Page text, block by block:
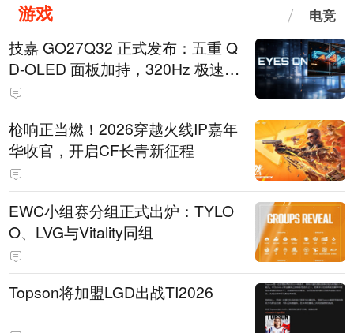
游戏 电竞
技嘉 GO27Q32 正式发布：五重 Q
D-OLED 面板加持，320Hz 极速与
影院级画面兼得
枪响正当燃！2026穿越火线IP嘉年
华收官，开启CF长青新征程
EWC小组赛分组正式出炉：TYLO
O、LVG与Vitality同组
Topson将加盟LGD出战TI2026